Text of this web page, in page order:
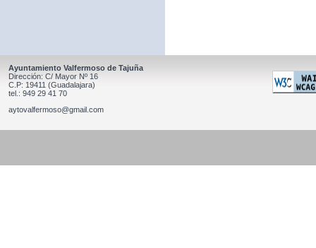
Ayuntamiento Valfermoso de Tajuña
Dirección: C/ Mayor Nº 16
C.P: 19411 (Guadalajara)
tel.: 949 29 41 70
aytovalfermoso@gmail.com